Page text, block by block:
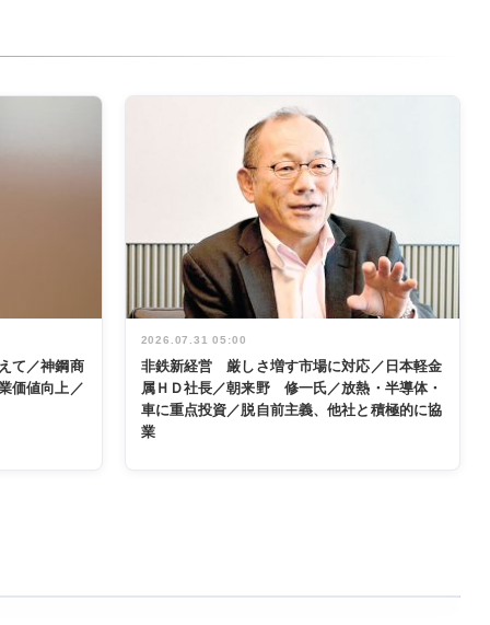
て／神鋼商
価値向上／
2026.07.31 05:00
非鉄新経営 厳しさ増す市場に対応／日本軽金
属ＨＤ社長／朝来野 修一氏／放熱・半導体・
車に重点投資／脱自前主義、他社と積極的に協
業